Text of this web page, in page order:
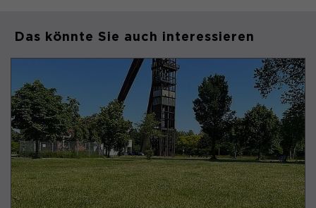
Das könnte Sie auch interessieren